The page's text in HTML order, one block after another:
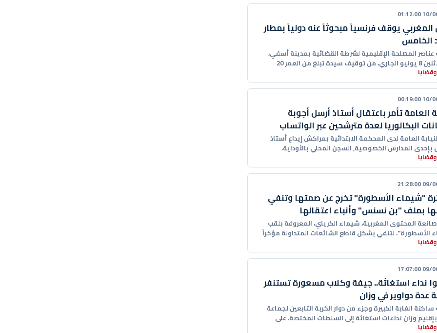
10/06/
المغربي يوقف فرنسياً مبحوثاً عنه دولياً بمطار
الخامس
المصلحة الإقليمية لشرطة القضائية بمدينة أسفي،
سيدة تبلغ من العمر 20
10/06/
العامة تأمر باعتقال أستاذ أرسل أجوبة
البكالوريا لعدة مترشحين عبر الواتساب
العامة لدى المحكمة الابتدائية بمراكش إيداع أستاذ
المدارس الخصوصية, السجن المحلي بالأوداية،
في حالة اعتقال
09/06/
"شيماء الأسطورة" تخرج عن صمتها وتنفي
بملف "بن نسنس" وأنباء اعتقالها
المحتوى المغربية، شيماء الكريني، المعروفة بلقب
الأسطورة"، لتنفي بشكل قاطع الشائعات المتداولة مؤخراً
التواصل الاجتماعي
09/06/
نداء استغاثة.. جيفة وكلاب مسعورة تستنفر
عدة دواوير في وزان
الغابة الكبيرة وجزء من دوار الخربة التابعين لجماعة
بإقليم وزان نداءات استغاثة إلى السلطات المختصة، على